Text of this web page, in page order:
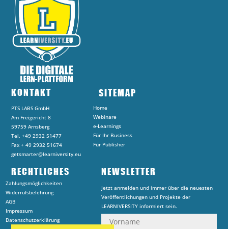
KONTAKT
PTS LABS GmbH
Am Freigericht 8
59759 Arnsberg
Tel. +49 2932 51477
Fax + 49 2932 51674
getsmarter@learniversity.eu
SITEMAP
Home
Webinare
e-Learnings
Für Ihr Business
Für Publisher
RECHTLICHES
Zahlungsmöglichkeiten
Widerrufsbelehrung
AGB
Impressum
Datenschutzerklärung
NEWSLETTER
Jetzt anmelden und immer über die neuesten
Veröffentlichungen und Projekte der
LEARNIVERSITY informiert sein.